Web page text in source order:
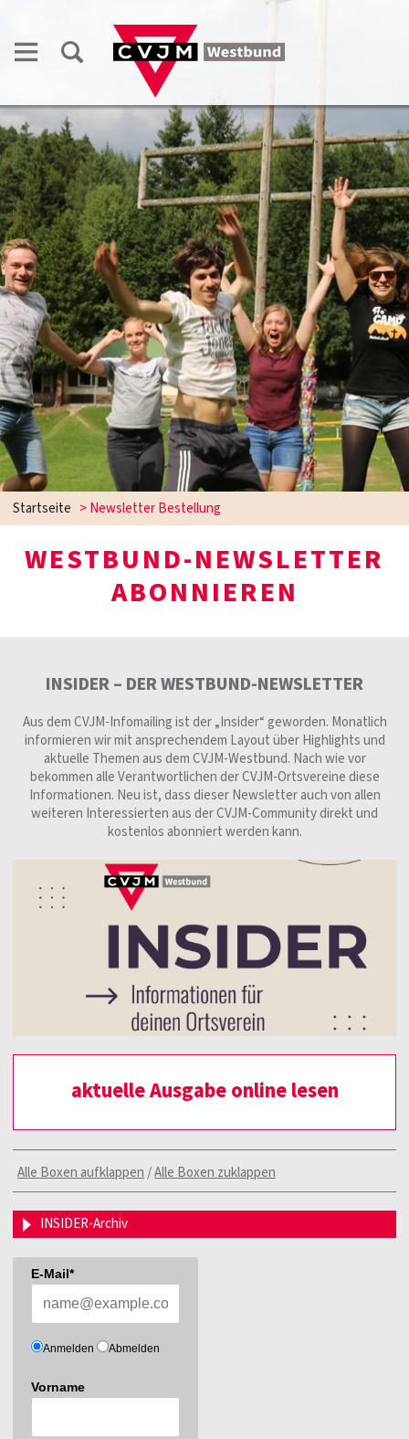
Startseite >Newsletter Bestellung
WESTBUND-NEWSLETTER
ABONNIEREN
INSIDER – DER WESTBUND-NEWSLETTER
Aus dem CVJM-Infomailing ist der „Insider“ geworden. Monatlich
informieren wir mit ansprechendem Layout über Highlights und
aktuelle Themen aus dem CVJM-Westbund. Nach wie vor
bekommen alle Verantwortlichen der CVJM-Ortsvereine diese
Informationen. Neu ist, dass dieser Newsletter auch von allen
weiteren Interessierten aus der CVJM-Community direkt und
kostenlos abonniert werden kann.
aktuelle Ausgabe online lesen
Alle Boxen aufklappen /Alle Boxen zuklappen
INSIDER-Archiv
E-Mail*
Anmelden Abmelden
Vorname